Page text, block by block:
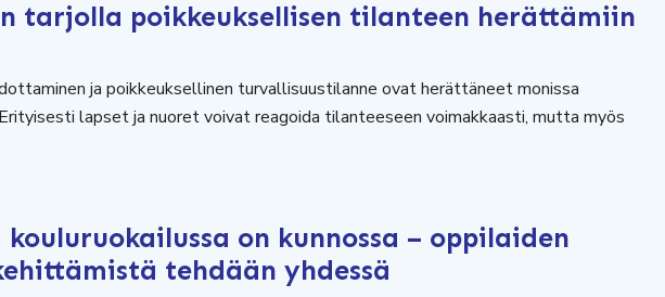
tarjolla poikkeuksellisen tilanteen herättämiin
ja poikkeuksellinen turvallisuustilanne ovat herättäneet monissa
lapset ja nuoret voivat reagoida tilanteeseen voimakkaasti, mutta myös
on kunnossa – oppilaiden
tehdään yhdessä